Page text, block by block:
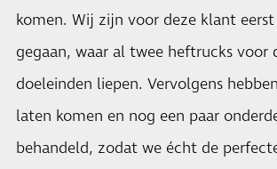
komen. Wij zijn voor deze klant
gegaan, waar al twee heftrucks voor
doeleinden liepen. Vervolgens
laten komen en nog een paar
behandeld, zodat we écht de